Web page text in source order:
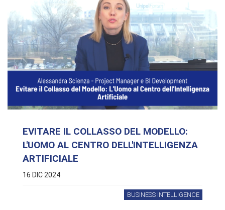
EVITARE IL COLLASSO DEL MODELLO:
L'UOMO AL CENTRO DELL'INTELLIGENZA
ARTIFICIALE
16 DIC 2024
BUSINESS INTELLIGENCE